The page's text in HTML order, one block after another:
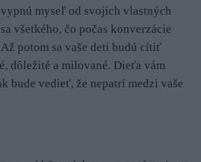
myseľ od svojich vlastných
všetkého, čo počas konverzácie
potom sa vaše deti budú cítiť
dôležité a milované. Dieťa vám
bude vedieť, že nepatrí medzi vaše